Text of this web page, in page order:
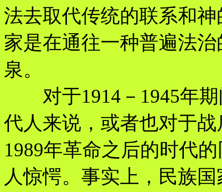
法去取代传统的联系和
家是在通往一种普遍法
泉。
对于1914－1945年期
代人来说，或者也对于
1989年革命之后的时代
人惊愕。事实上，民族